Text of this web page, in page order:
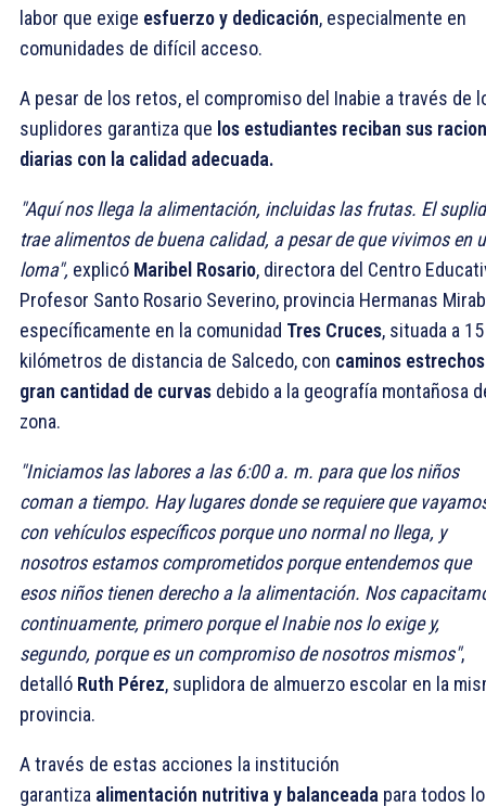
labor que exige esfuerzo y dedicación, especialmente en
comunidades de difícil acceso.
A pesar de los retos, el compromiso del Inabie a través de
suplidores garantiza que los estudiantes reciban sus
diarias con la calidad adecuada.
"Aquí nos llega la alimentación, incluidas las frutas. El
trae alimentos de buena calidad, a pesar de que vivimos en
loma", explicó Maribel Rosario, directora del Centro
Profesor Santo Rosario Severino, provincia Hermanas
específicamente en la comunidad Tres Cruces, situada a 15
kilómetros de distancia de Salcedo, con caminos
gran cantidad de curvas debido a la geografía montañosa
zona.
"Iniciamos las labores a las 6:00 a. m. para que los niños
coman a tiempo. Hay lugares donde se requiere que
con vehículos específicos porque uno normal no llega, y
nosotros estamos comprometidos porque entendemos que
esos niños tienen derecho a la alimentación. Nos
continuamente, primero porque el Inabie nos lo exige y,
segundo, porque es un compromiso de nosotros mismos",
detalló Ruth Pérez, suplidora de almuerzo escolar en la
provincia.
A través de estas acciones la institución
garantiza alimentación nutritiva y balanceada para todos